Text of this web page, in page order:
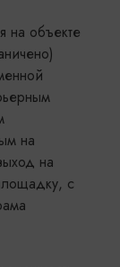
на объекте
на
на
с